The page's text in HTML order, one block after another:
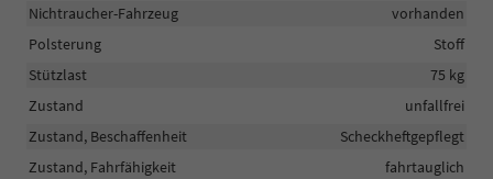
Nichtraucher-Fahrzeug
vorhanden
Polsterung
Stoff
Stützlast
75 kg
Zustand
unfallfrei
Zustand, Beschaffenheit
Scheckheftgepflegt
Zustand, Fahrfähigkeit
fahrtauglich